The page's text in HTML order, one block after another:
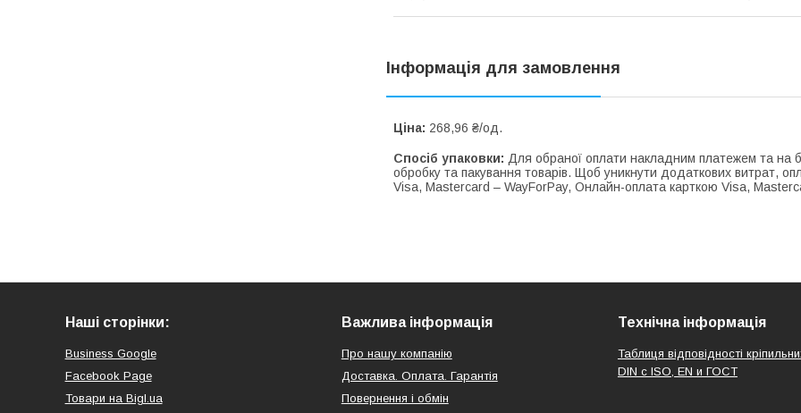
Інформація для замовлення
Ціна: 268,96 ₴/од.
Спосіб упаковки: Для обраної оплати накладним платежем та на
обробку та пакування товарів. Щоб уникнути додаткових витрат,
Visa, Mastercard – WayForPay, Онлайн-оплата карткою Visa,
Наші сторінки:
Business Google
Facebook Page
Товари на Bigl.ua
Важлива інформація
Про нашу компанію
Доставка. Оплата. Гарантія
Повернення і обмін
Технічна інформація
Таблиця відповідності
DIN с ISO, EN и ГОСТ